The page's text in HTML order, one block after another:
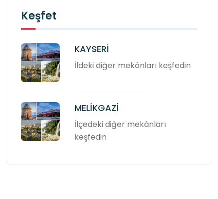
Keşfet
KAYSERİ
İldeki diğer mekânları keşfedin
MELİKGAZİ
İlçedeki diğer mekânları
keşfedin